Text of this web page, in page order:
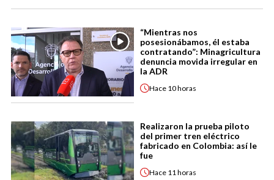
“Mientras nos
posesionábamos, él estaba
contratando”: Minagricultura
denuncia movida irregular en
la ADR
Hace 10 horas
Realizaron la prueba piloto
del primer tren eléctrico
fabricado en Colombia: así le
fue
Hace 11 horas